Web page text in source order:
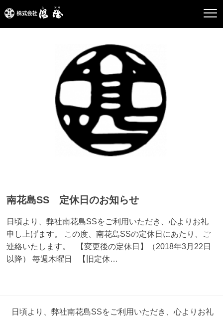
南花島SS 定休日のお知らせ
日頃より、弊社南花島SSをご利用いただき、心よりお礼
申し上げます。 この度、南花島SSの定休日にあたり、ご
連絡いたします。 【変更後の定休日】（2018年3月22日
以降） 毎週木曜日 【旧定休…
日頃より、弊社南花島SSをご利用いただき、心よりお礼